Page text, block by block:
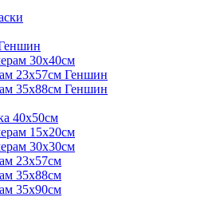
30х40см
23х57см Геншин
35х88см Геншин
40х50см
15х20см
30х30см
23х57см
35х88см
35х90см